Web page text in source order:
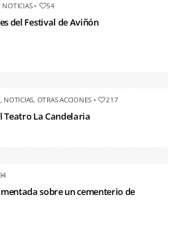
NOTICIAS• 54
del Festival de Aviñón
NOTICIAS OTRAS ACCIONES • 217
La Candelaria
sobre un cementerio de